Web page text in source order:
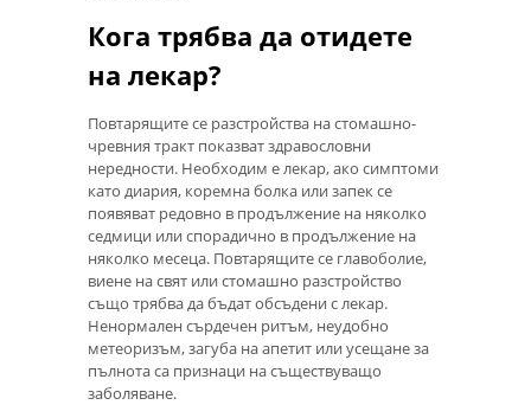
Кога трябва да отидете
на лекар?
Повтарящите се разстройства на стомашно-
чревния тракт показват здравословни
нередности. Необходим е лекар, ако симптоми
като диария, коремна болка или запек се
появяват редовно в продължение на няколко
седмици или спорадично в продължение на
няколко месеца. Повтарящите се главоболие,
виене на свят или стомашно разстройство
също трябва да бъдат обсъдени с лекар.
Ненормален сърдечен ритъм, неудобно
метеоризъм, загуба на апетит или усещане за
пълнота са признаци на съществуващо
заболяване.